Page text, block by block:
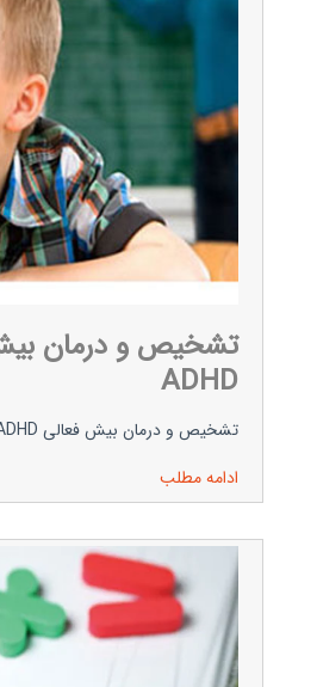
تشخیص و درمان
ADHD
تشخیص و درمان بیش فعالی ADHD
ادامه مطلب